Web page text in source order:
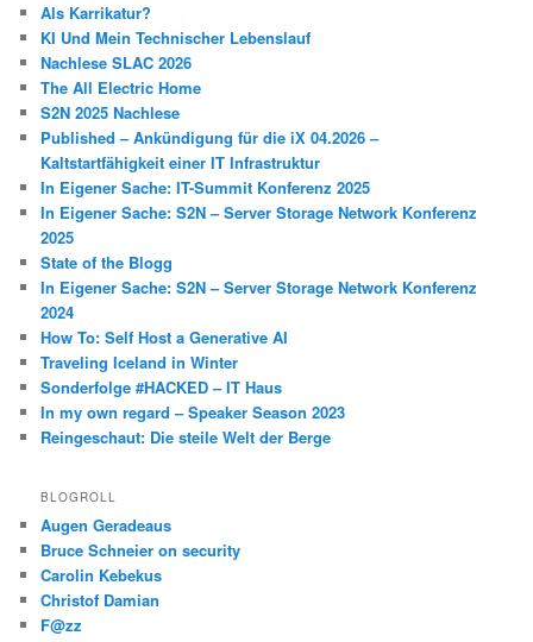
Als Karrikatur?
KI Und Mein Technischer Lebenslauf
Nachlese SLAC 2026
The All Electric Home
S2N 2025 Nachlese
Published – Ankündigung für die iX 04.2026 –
Kaltstartfähigkeit einer IT Infrastruktur
In Eigener Sache: IT-Summit Konferenz 2025
In Eigener Sache: S2N – Server Storage Network Konferenz
2025
State of the Blogg
In Eigener Sache: S2N – Server Storage Network Konferenz
2024
How To: Self Host a Generative AI
Traveling Iceland in Winter
Sonderfolge #HACKED – IT Haus
In my own regard – Speaker Season 2023
Reingeschaut: Die steile Welt der Berge
BLOGROLL
Augen Geradeaus
Bruce Schneier on security
Carolin Kebekus
Christof Damian
F@zz